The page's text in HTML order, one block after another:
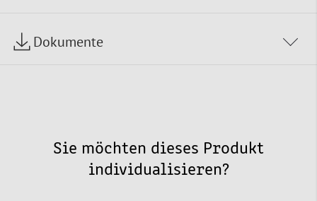
Dokumente
Sie möchten dieses Produkt
individualisieren?